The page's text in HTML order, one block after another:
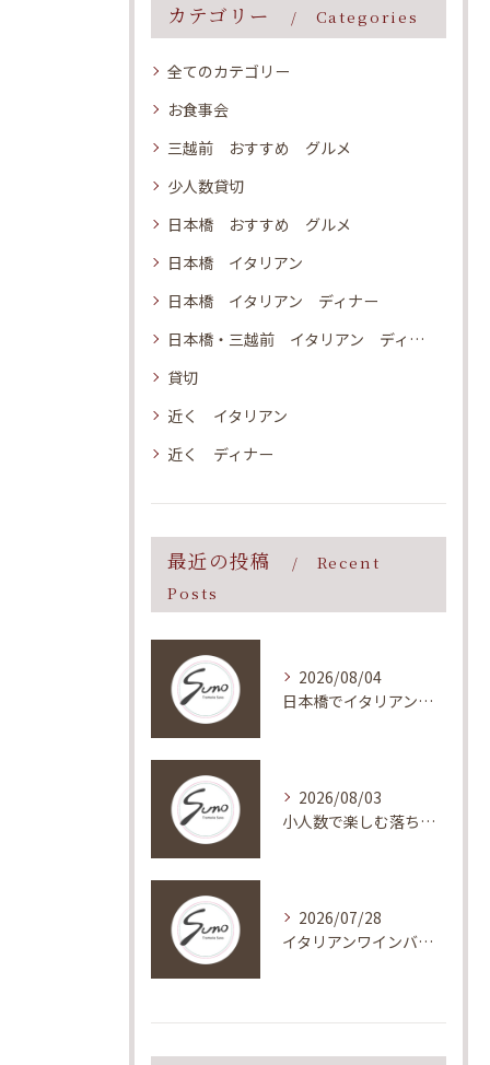
カテゴリー Categories
全てのカテゴリー
お食事会
三越前 おすすめ グルメ
少人数貸切
日本橋 おすすめ グルメ
日本橋 イタリアン
日本橋 イタリアン ディナー
日本橋・三越前 イタリアン ディナー
貸切
近く イタリアン
近く ディナー
最近の投稿
Recent
Posts
2026/08/04
日本橋でイタリアンのデート向けスポットを東京都中央区築地エリアで選ぶコツと比較ガイド
2026/08/03
小人数で楽しむ落ち着いたイタリアン貸切ディナー
2026/07/28
イタリアンワインバーで満喫する本格ディナーと上質なリラックスタイムの提案